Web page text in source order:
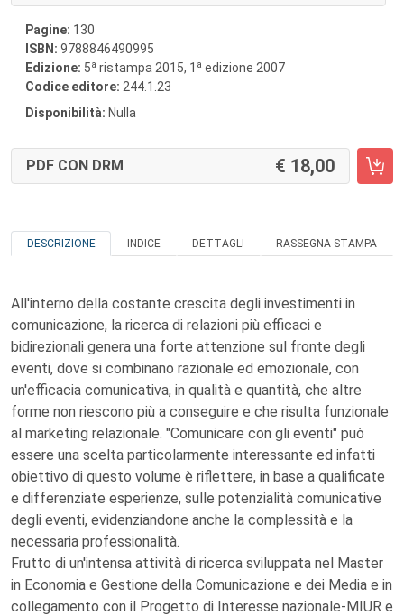
Pagine: 130
ISBN: 9788846490995
Edizione: 5a ristampa 2015, 1 a edizione 2007
Codice editore: 244.1.23
Disponibilità: Nulla
PDF CON DRM 18,00
DESCRIZIONE INDICE DETTAGLI RASSEGNA STAMPA
All'interno della costante crescita degli investimenti in
comunicazione, la ricerca di relazioni più efficaci e
bidirezionali genera una forte attenzione sul fronte degli
eventi, dove si combinano razionale ed emozionale, con
un'efficacia comunicativa, in qualità e quantità, che altre
forme non riescono più a conseguire e che risulta funzionale
al marketing relazionale. "Comunicare con gli eventi" può
essere una scelta particolarmente interessante ed infatti
obiettivo di questo volume è riflettere, in base a qualificate
e differenziate esperienze, sulle potenzialità comunicative
degli eventi, evidenziandone anche la complessità e la
necessaria professionalità.
Frutto di un'intensa attività di ricerca sviluppata nel Master
in Economia e Gestione della Comunicazione e dei Media e in
collegamento con il Progetto di Interesse nazionale-MIUR e